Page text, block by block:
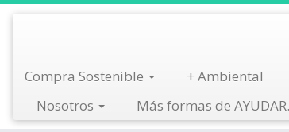
Saltar
contenido
Compra Sostenible + Ambiental
Nosotros
Más formas de